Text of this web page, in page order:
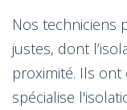
Nos techniciens
justes, dont
proximité. Ils ont
spécialise